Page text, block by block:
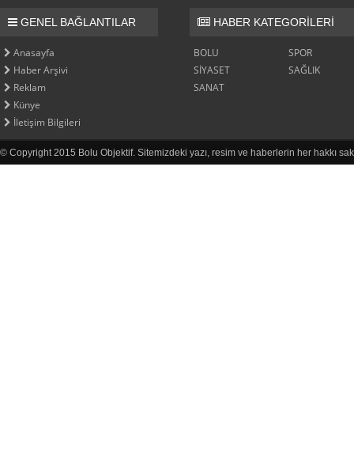
GENEL BAĞLANTILAR
Anasayfa
Haber Arşivi
Reklam
Künye
İletişim Bilgileri
HABER KATEGORİLERİ
BOLU
SPOR
SİYASET
SAĞLIK
SANAT
© Copyright 2015 Bolu Objektif. Sitemizdeki yazı, resim ve haberlerin her hakkı